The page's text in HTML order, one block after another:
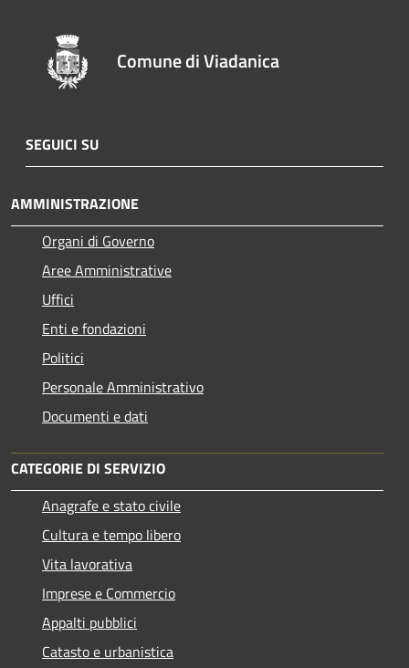
Comune di Viadanica
SEGUICI SU
AMMINISTRAZIONE
Organi di Governo
Aree Amministrative
Uffici
Enti e fondazioni
Politici
Personale Amministrativo
Documenti e dati
CATEGORIE DI SERVIZIO
Anagrafe e stato civile
Cultura e tempo libero
Vita lavorativa
Imprese e Commercio
Appalti pubblici
Catasto e urbanistica